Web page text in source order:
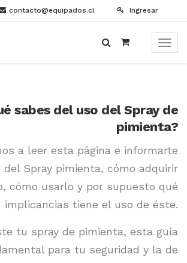
contacto@equipados.cl Ingresar
Menú
sabes del uso del Spray de
pimienta?
a leer esta página e informarte
del Spray pimienta, cómo adquirir
cómo usarlo y por supuesto qué
implicancias tiene el uso de éste.
tu spray de pimienta, esta guía
para tu seguridad y la de